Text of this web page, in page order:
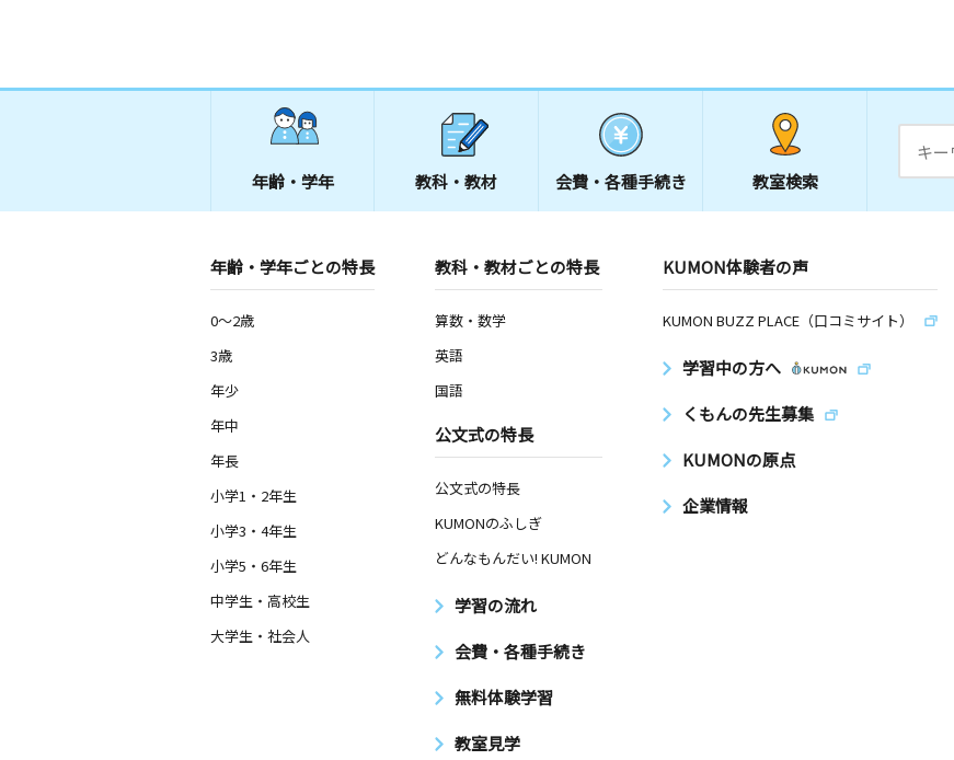
年齢・学年 教科・教材 会費・ 各種手続き 教室検索
年齢・学年ごとの特長
0～2歳
3歳
年少
年中
年長
小学1・2年生
小学3・4年生
小学5・6年生
中学生・高校生
大学生・社会人
教科・教材ごとの特長
算数・数学
英語
国語
公文式の特長
公文式の特長
KUMONのふしぎ
どんなもんだい! KUMON
学習の流れ
会費・各種手続き
無料体験学習
教室見学
KUMON体験者の声
KUMON BUZZ PLACE（口コミサイト）
学習中の方へ
くもんの先生募集
KUMONの原点
企業情報